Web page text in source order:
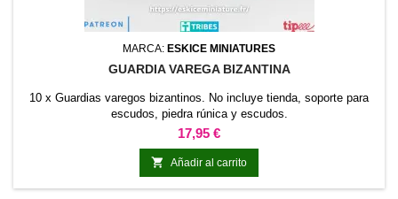
MARCA: ESKICE MINIATURES
GUARDIA VAREGA BIZANTINA
10 x Guardias varegos bizantinos. No incluye tienda, soporte para
escudos, piedra rúnica y escudos.
Precio
17,95 €
 Añadir al carrito